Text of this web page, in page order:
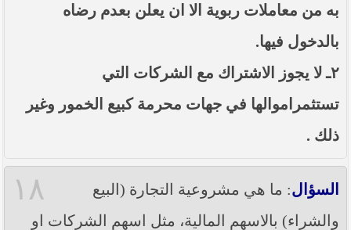
به من معاملات ربوية الا ان يعلن بعدم رضاه
بالدخول فيها.
٢ـ لا يجوز الاشتراك مع الشركات التي
تستثمراموالها في جهات محرمة كبيع الخمور وغير
ذلك .
١٨ السؤال: ما هي مشروعية التجارة (البيع
والشراء) بالاسهم المالية، مثل اسهم الشركات او